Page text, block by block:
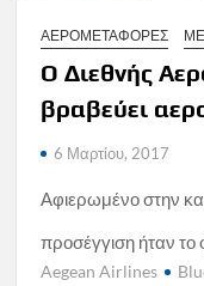
ΑΕΡΟΜΕΤΑΦΟΡΕΣ
Ο Διεθνής
βραβεύει
6 Μαρτίου, 2017
Αφιερωμένο στην
προσέγγιση ήταν το
Aegean Airlines